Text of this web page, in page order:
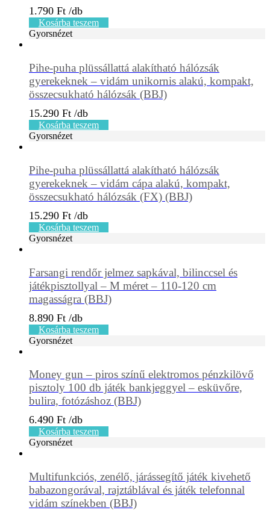
1.790 Ft
Kosárba teszem
Gyorsnézet
Pihe-puha plüssállattá alakítható hálózsák
gyerekeknek – vidám unikornis alakú, kompakt,
összecsukható hálózsák (BBJ)
15.290 Ft
Kosárba teszem
Gyorsnézet
Pihe-puha plüssállattá alakítható hálózsák
gyerekeknek – vidám cápa alakú, kompakt,
összecsukható hálózsák (FX) (BBJ)
15.290 Ft
Kosárba teszem
Gyorsnézet
Farsangi rendőr jelmez sapkával, bilinccsel és
játékpisztollyal – M méret – 110-120 cm
magasságra (BBJ)
8.890 Ft
Kosárba teszem
Gyorsnézet
Money gun – piros színű elektromos pénzkilövő
pisztoly 100 db játék bankjeggyel – esküvőre,
bulira, fotózáshoz (BBJ)
6.490 Ft
Kosárba teszem
Gyorsnézet
Multifunkciós, zenélő, járássegítő játék kivehető
babazongorával, rajztáblával és játék telefonnal
vidám színekben (BBJ)